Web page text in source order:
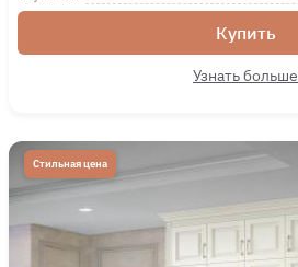
Купить
Узнать больше
Стильная цена